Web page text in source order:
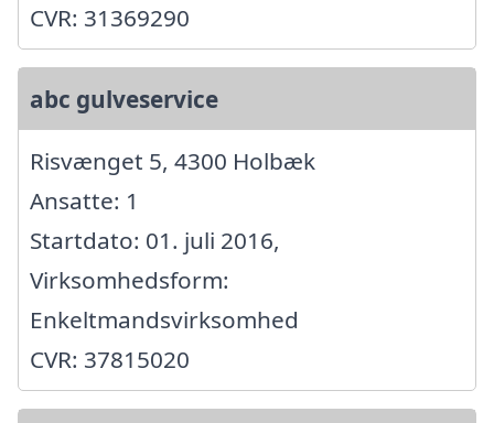
CVR: 31369290
abc gulveservice
Risvænget 5, 4300 Holbæk
Ansatte: 1
Startdato: 01. juli 2016,
Virksomhedsform:
Enkeltmandsvirksomhed
CVR: 37815020